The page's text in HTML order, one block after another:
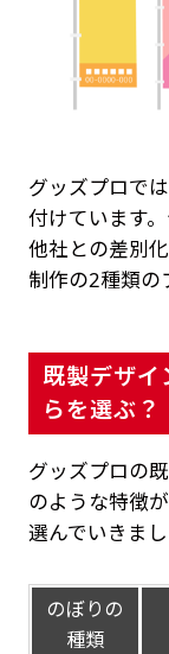
グッズプロで
付けています
他社との差別
制作の2種類の
既製デザイ
らを選ぶ？
グッズプロの
のような特徴
選んでいきまし
のぼりの
種類